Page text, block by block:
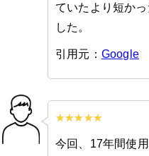
ていたより短か
した。
引用元： Google
今回、17年間使